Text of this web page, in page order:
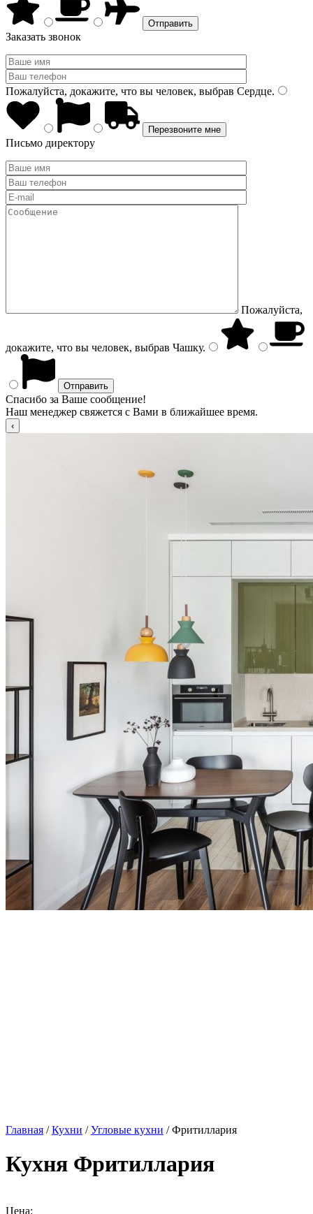
Заказать звонок
Пожалуйста, докажите, что вы человек, выбрав Сердце.
Письмо директору
Пожалуйста,
докажите, что вы человек, выбрав Чашку.
Спасибо за Ваше сообщение!
Наш менеджер свяжется с Вами в ближайшее время.
Главная /Кухни /Угловые кухни / Фритиллария
Кухня Фритиллария
Цена: